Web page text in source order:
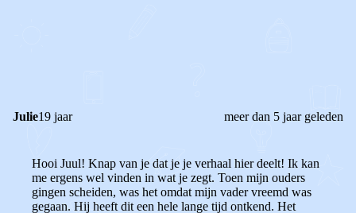
Julie19 jaar meer dan 5 jaar geleden
Hooi Juul! Knap van je dat je je verhaal hier deelt! Ik kan
me ergens wel vinden in wat je zegt. Toen mijn ouders
gingen scheiden, was het omdat mijn vader vreemd was
gegaan. Hij heeft dit een hele lange tijd ontkend. Het